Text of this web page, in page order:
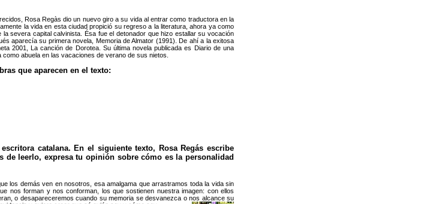
Rosa Regàs dio un nuevo giro a su vida al entrar como traductora en la
la vida en esta ciudad propició su regreso a la literatura, ahora ya como
severa capital calvinista. Ésa fue el detonador que hizo estallar su vocación
aparecía su primera novela, Memoria de Almator (1991). De ahí a la exitosa
2001, La canción de Dorotea. Su última novela publicada es Diario de una
abuela en las vacaciones de verano de sus nietos.
que aparecen en el texto:
catalana. En el siguiente texto, Rosa Regás escribe
de leerlo, expresa tu opinión sobre cómo es la personalidad
los demás ven en nosotros, esa amalgama que arrastramos toda la vida sin
nos forman y nos conforman, los que sostienen nuestra imagen: con ellos
o desapareceremos cuando su memoria se desvanezca o nos alcance su